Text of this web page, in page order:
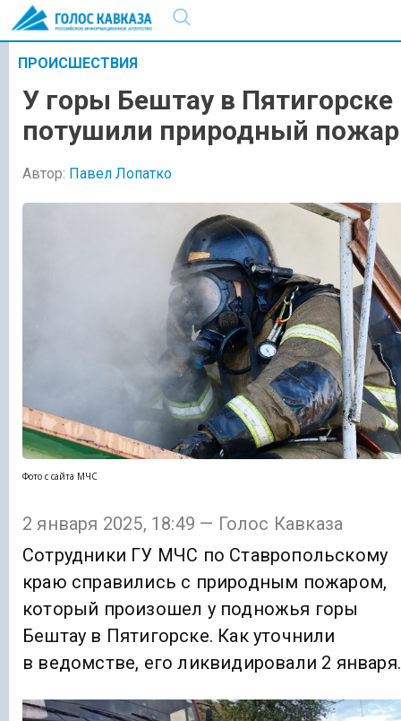
ПРОИСШЕСТВИЯ
У горы Бештау в Пятигорске
потушили природный пожар
Автор: Павел Лопатко
Фото с сайта МЧС
2 января 2025, 18:49 — Голос Кавказа
Сотрудники ГУ МЧС по Ставропольскому
краю справились с природным пожаром,
который произошел у подножья горы
Бештау в Пятигорске. Как уточнили
в ведомстве, его ликвидировали 2 января.